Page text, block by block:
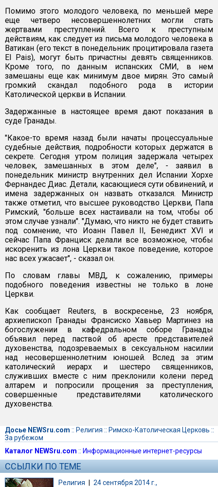
Помимо этого молодого человека, по меньшей мере
еще четверо несовершеннолетних могли стать
жертвами преступлений. Всего к преступным
действиям, как следует из письма молодого человека в
Ватикан (его текст в понедельник процитировала газета
El Pais), могут быть причастны девять священников.
Кроме того, по данным испанских СМИ, в нем
замешаны еще как минимум двое мирян. Это самый
громкий скандал подобного рода в истории
Католической церкви в Испании.
Задержанные в настоящее время дают показания в
суде Гранады.
"Какое-то время назад были начаты процессуальные
судебные действия, подробности которых держатся в
секрете. Сегодня утром полиция задержала четырех
человек, замешанных в этом деле", - заявил в
понедельник министр внутренних дел Испании Хорхе
Фернандес Диас. Детали, касающиеся сути обвинений, и
имена задержанных он назвать отказался. Министр
также отметил, что высшее руководство Церкви, Папа
Римский, "больше всех настаивали на том, чтобы об
этом случае узнали". "Думаю, что никто не будет ставить
под сомнение, что Иоанн Павел II, Бенедикт XVI и
сейчас Папа Франциск делали все возможное, чтобы
искоренить из лона Церкви такое поведение, которое
нас всех ужасает", - сказал он.
По словам главы МВД, к сожалению, примеры
подобного поведения известны не только в лоне
Церкви.
Как сообщает Reuters, в воскресенье, 23 ноября,
архиепископ Гранады Франсиско Хавьер Мартинез на
богослужении в кафедральном соборе Гранады
объявил перед паствой об аресте представителей
духовенства, подозреваемых в сексуальном насилии
над несовершеннолетним юношей. Вслед за этим
католический иерарх и шестеро священников,
служивших вместе с ним преклонили колени перед
алтарем и попросили прощения за преступления,
совершенные представителями католического
духовенства.
Досье NEWSru.com :: Религия :: Римско-Католическая Церковь ::
За рубежом
Каталог NEWSru.com :: Информационные интернет-ресурсы
ССЫЛКИ ПО ТЕМЕ
Религия | 24 сентября 2014 г.,